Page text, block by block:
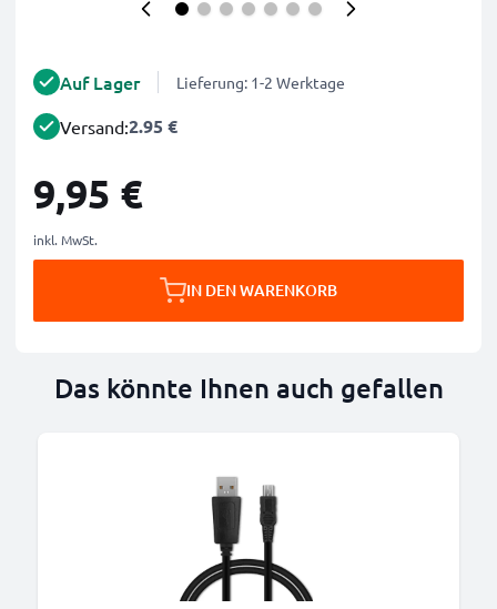
Auf Lager Lieferung: 1-2 Werktage
Versand:2.95 €
9,95 €
inkl. MwSt.
IN DEN WARENKORB
Das könnte Ihnen auch gefallen